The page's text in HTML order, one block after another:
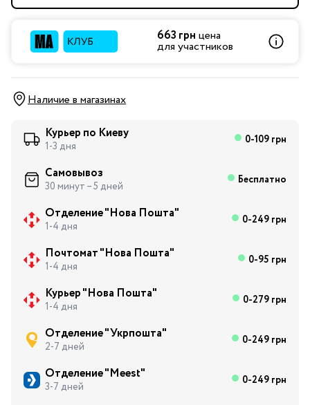
663 грн цена
для участников
Наличие в магазинах
Курьер по Киеву
1-3 дня 0-109 грн
Самовывоз
30 минут – 5 дней Бесплатно
Отделение "Нова Пошта"
1-4 дня 0-249 грн
Почтомат "Нова Пошта"
1-4 дня 0-95 грн
Курьер "Нова Пошта"
1-4 дня 0-279 грн
Отделение "Укрпошта"
2-7 дней 0-249 грн
Отделение "Meest"
3-7 дней 0-249 грн